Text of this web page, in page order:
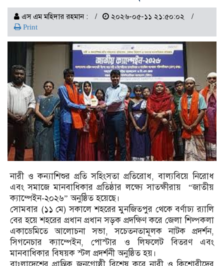
এস এম মহিদার রহমান : ২০২৬-০৫-১১ ২১:৫০:০২
Print
নারী ও কন্যাশিশুর প্রতি সহিংসতা প্রতিরোধ, বাল্যবিয়ে নিরোধ
এবং সমাজে মানবাধিকার প্রতিষ্ঠার লক্ষ্যে সাতক্ষীরায় “জাতীয়
ক্যাম্পেইন-২০২৬” অনুষ্ঠিত হয়েছে।
সোমবার (১১ মে) সকালে শহরের মুনজিতপুর থেকে বর্ণাঢ্য র‍্যালি
বের হয়ে শহরের প্রধান প্রধান সড়ক প্রদক্ষিণ করে জেলা শিল্পকলা
একাডেমিতে আলোচনা সভা, সচেতনতামূলক নাটক প্রদর্শন,
সিগনেচার ক্যাম্পেইন, পোস্টার ও লিফলেট বিতরণ এবং
মানবাধিকার বিষয়ক স্টল প্রদর্শনী অনুষ্ঠিত হয়।